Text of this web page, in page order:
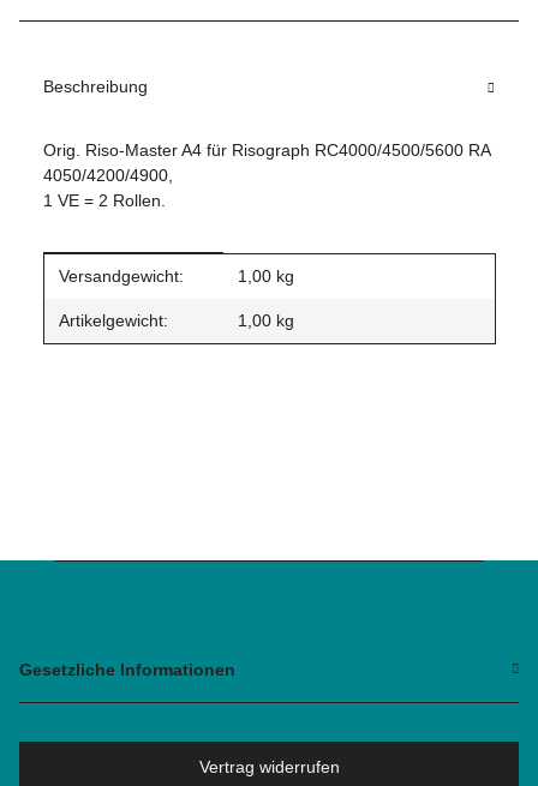
Beschreibung
Orig. Riso-Master A4 für Risograph RC4000/4500/5600 RA
4050/4200/4900,
1 VE = 2 Rollen.
Produkteigenschaft
Wert
Versandgewicht: 1,00 kg
Artikelgewicht: 1,00 kg
Gesetzliche Informationen
Vertrag widerrufen